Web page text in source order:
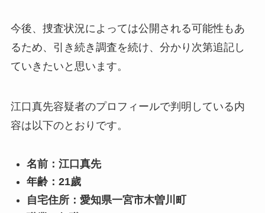
今後、捜査状況によっては公開される可能性もあ
るため、引き続き調査を続け、分かり次第追記し
ていきたいと思います。
江口真先容疑者のプロフィールで判明している内
容は以下のとおりです。
名前：江口真先
年齢：21歲
自宅住所：愛知県一宮市木曽川町